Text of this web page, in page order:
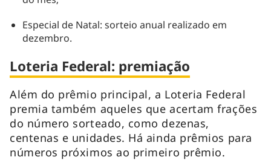
Especial de Natal: sorteio anual realizado em
dezembro.
Loteria Federal: premiação
Além do prêmio principal, a Loteria Federal
premia também aqueles que acertam frações
do número sorteado, como dezenas,
centenas e unidades. Há ainda prêmios para
números próximos ao primeiro prêmio.